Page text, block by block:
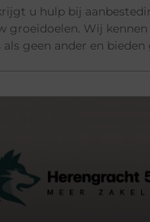
u hulp bij
groeidoelen. Wij kennen
geen ander en bieden